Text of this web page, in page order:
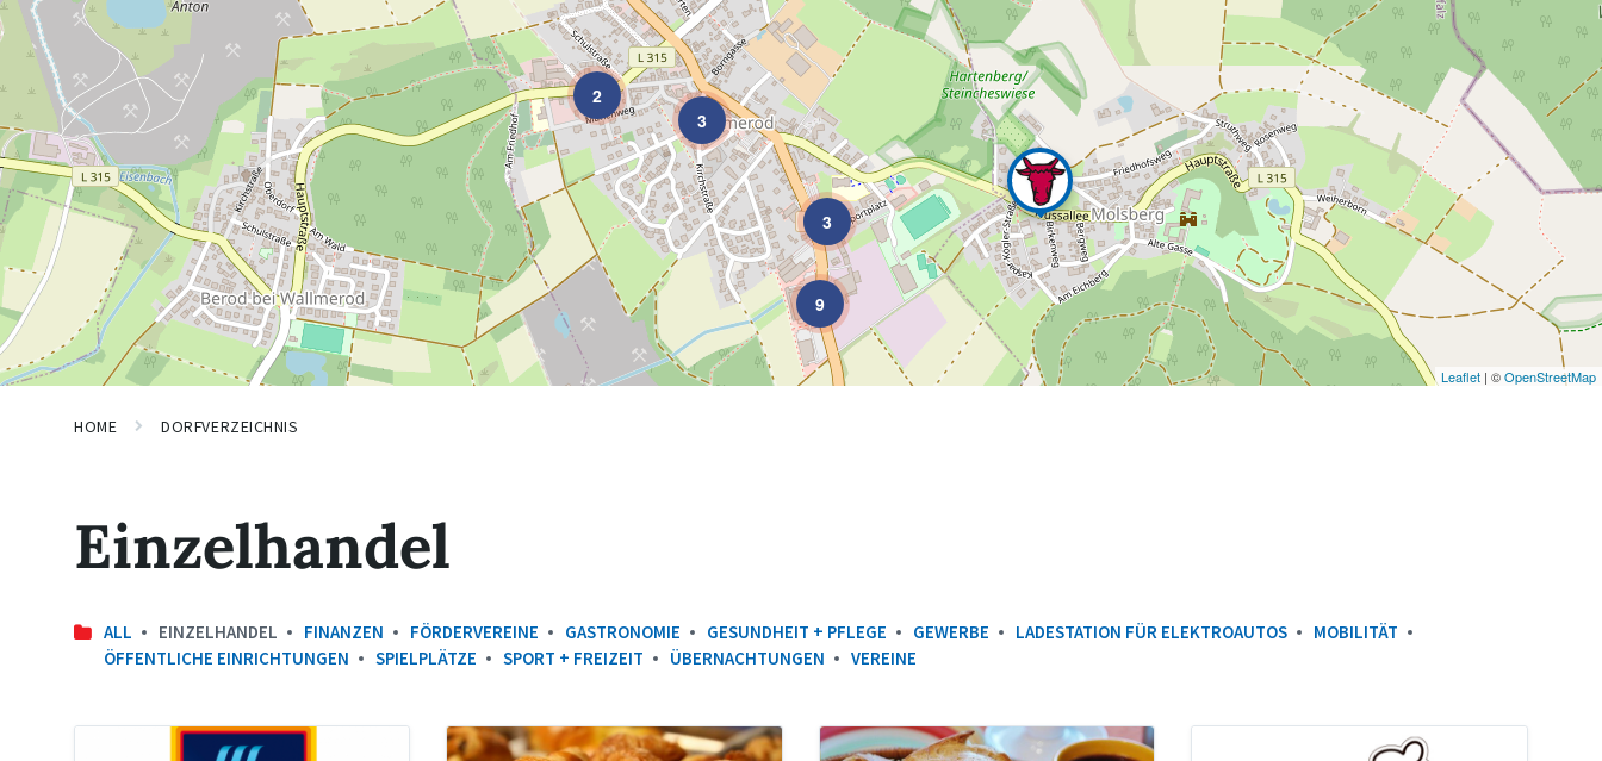
2
3
3
9
Leaflet | ©OpenStreetMap
HOME DORFVERZEICHNIS
Einzelhandel
ALL EINZELHANDEL FINANZEN FÖRDERVEREINE GASTRONOMIE GESUNDHEIT + PFLEGE GEWERBE LADESTATION FÜR ELEKTROAUTOS
MOBILITÄT
ÖFFENTLICHE EINRICHTUNGEN
SPIELPLÄTZE SPORT + FREIZEIT ÜBERNACHTUNGEN VEREINE